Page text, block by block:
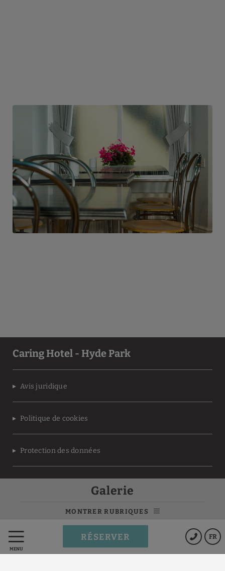
MENU
FR
RÉSERVER
Galerie
MONTRER RUBRIQUES
Caring Hotel - Hyde Park
Avis juridique
Politique de cookies
Protection des données
Powered by Keytel
Achat sécurisé